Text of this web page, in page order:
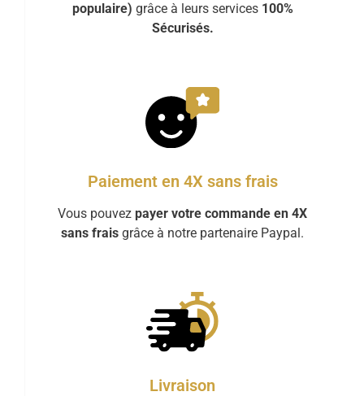
populaire) grâce à leurs services 100%
Sécurisés.
Paiement en 4X sans frais
Vous pouvez payer votre commande en 4X
sans frais grâce à notre partenaire Paypal.
Livraison